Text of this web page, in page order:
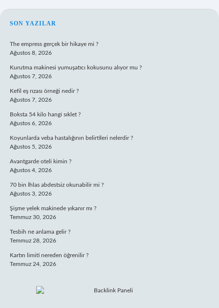
SIDEBAR
SON YAZILAR
The empress gerçek bir hikaye mi ?
Ağustos 8, 2026
Kurutma makinesi yumuşatıcı kokusunu alıyor mu ?
Ağustos 7, 2026
Kefil eş rızası örneği nedir ?
Ağustos 7, 2026
Boksta 54 kilo hangi sıklet ?
Ağustos 6, 2026
Koyunlarda veba hastalığının belirtileri nelerdir ?
Ağustos 5, 2026
Avantgarde oteli kimin ?
Ağustos 4, 2026
70 bin İhlas abdestsiz okunabilir mi ?
Ağustos 3, 2026
Şişme yelek makinede yıkanır mı ?
Temmuz 30, 2026
Tesbih ne anlama gelir ?
Temmuz 28, 2026
Kartın limiti nereden öğrenilir ?
Temmuz 24, 2026